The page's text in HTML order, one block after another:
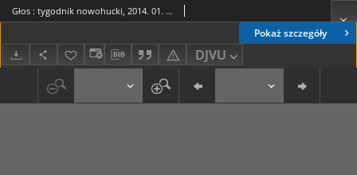
Pokaż szczegóły
DJVU
Głos : tygodnik nowohucki, 2014. 01. 10, nr 2